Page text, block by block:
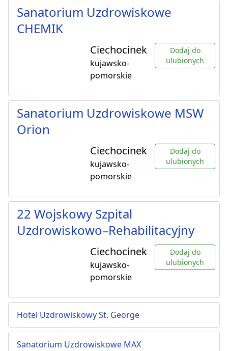
Sanatorium Uzdrowiskowe
CHEMIK
Ciechocinek
kujawsko-
pomorskie
Dodaj do
ulubionych
Sanatorium Uzdrowiskowe MSW
Orion
Ciechocinek
kujawsko-
pomorskie
Dodaj do
ulubionych
22 Wojskowy Szpital
Uzdrowiskowo–Rehabilitacyjny
Ciechocinek
kujawsko-
pomorskie
Dodaj do
ulubionych
Hotel Uzdrowiskowy St. George
Sanatorium Uzdrowiskowe MAX